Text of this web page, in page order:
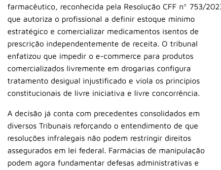
farmacêutico, reconhecida pela Resolução CFF nº 753/
que autoriza o profissional a definir estoque mínimo
estratégico e comercializar medicamentos isentos de
prescrição independentemente de receita. O tribunal
enfatizou que impedir o e-commerce para produtos
comercializados livremente em drogarias configura
tratamento desigual injustificado e viola os princípios
constitucionais de livre iniciativa e livre concorrência.
A decisão já conta com precedentes consolidados em
diversos Tribunais reforçando o entendimento de que
resoluções infralegais não podem restringir direitos
assegurados em lei federal. Farmácias de manipulação
podem agora fundamentar defesas administrativas e